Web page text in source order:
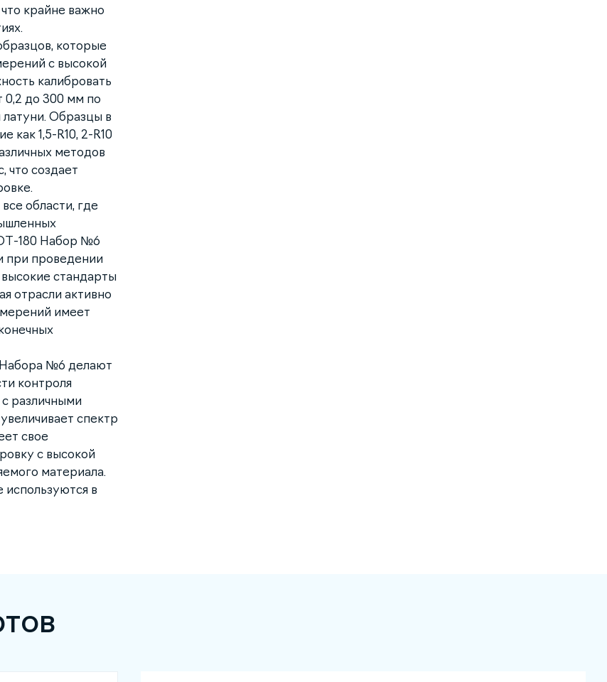
крайне важно
которые
с высокой
калибровать
0,2 до 300 мм по
Образцы в
как 1,5-R10, 2-R10
методов
что создает
области, где
180 Набор №6
при проведении
стандарты
отрасли активно
имеет
№6 делают
контроля
различными
спектр
свое
с высокой
материала.
в